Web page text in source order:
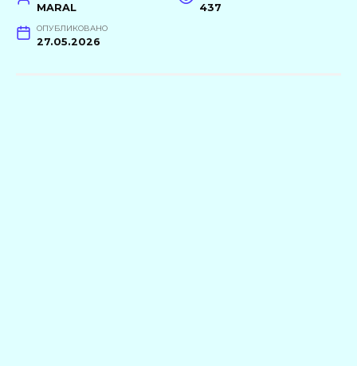
MARAL 437
ОПУБЛИКОВАНО
27.05.2026